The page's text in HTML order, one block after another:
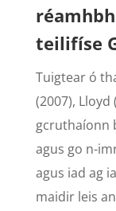
teilifíse
Tuigtear ó
(2007), Lloyd
gcruthaíonn
agus go n-
agus iad ag
maidir leis